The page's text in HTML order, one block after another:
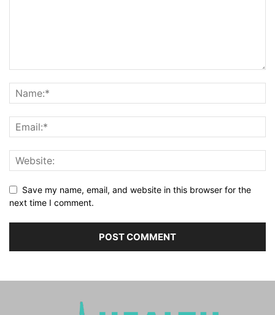
Save my name, email, and website in this browser for the
next time I comment.